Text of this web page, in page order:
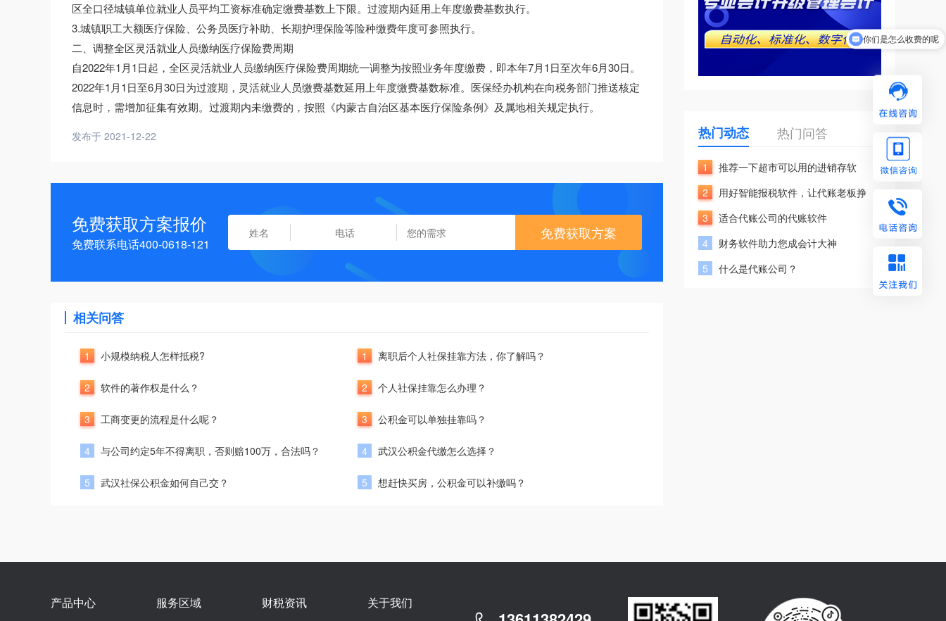
区全口径城镇单位就业人员平均工资标准确定缴费基数上下限。过渡期内延用上年度缴费基数执行。
3.城镇职工大额医疗保险、公务员医疗补助、长期护理保险等险种缴费年度可参照执行。
二、调整全区灵活就业人员缴纳医疗保险费周期
自2022年1月1日起，全区灵活就业人员缴纳医疗保险费周期统一调整为按照业务年度缴费，即本年7月1日至次年6月30日。
2022年1月1日至6月30日为过渡期，灵活就业人员缴费基数延用上年度缴费基数标准。医保经办机构在向税务部门推送核定
信息时，需增加征集有效期。过渡期内未缴费的，按照《内蒙古自治区基本医疗保险条例》及属地相关规定执行。
发布于 2021-12-22
免费获取方案报价
免费联系电话400-0618-121
免费获取方案
相关问答
1 小规模纳税人怎样抵税?
2 软件的著作权是什么？
3 工商变更的流程是什么呢？
4 与公司约定5年不得离职，否则赔100万，合法吗？
5 武汉社保公积金如何自己交？
1 离职后个人社保挂靠方法，你了解吗？
2 个人社保挂靠怎么办理？
3 公积金可以单独挂靠吗？
4 武汉公积金代缴怎么选择？
5 想赶快买房，公积金可以补缴吗？
热门动态 热门问答
1
推荐一下超市可以用的进销存软
2
用好智能报税软件，让代账老板挣
3
适合代账公司的代账软件
4
财务软件助力您成会计大神
5
什么是代账公司？
产品中心 服务区域 财税资讯 关于我们
你们是怎么收费的呢
现在有优惠活动吗